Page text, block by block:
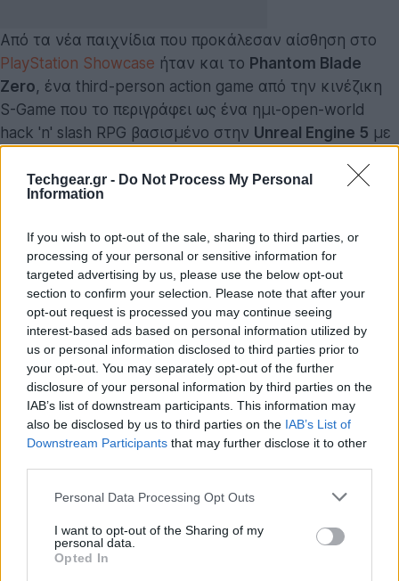
Techgear.gr - Do Not Process My Personal
Information
If you wish to opt-out of the sale, sharing to third parties, or
processing of your personal or sensitive information for
targeted advertising by us, please use the below opt-out
section to confirm your selection. Please note that after your
opt-out request is processed you may continue seeing
interest-based ads based on personal information utilized by
us or personal information disclosed to third parties prior to
your opt-out. You may separately opt-out of the further
disclosure of your personal information by third parties on the
IAB’s list of downstream participants. This information may
also be disclosed by us to third parties on the IAB’s List of
Downstream Participants that may further disclose it to other
Please note that this website/app uses one or more Google
not limited to your visit or usage behaviour. You may click to
grant or deny consent to Google and its third-party tags to
use your data for below specified purposes in below Google
Personal Data Processing Opt Outs
I want to opt-out of the Sharing of my
personal data.
Opted In
Από τα νέα παιχνίδια που προκάλεσαν αίσθηση στο
PlayStation Showcase ήταν και το Phantom Blade
Zero, ένα third-person action game από την κινέζικη
S-Game που το περιγράφει ως ένα ημι-open-world
hack 'n' slash RPG βασισμένο στην Unreal Engine 5 με
υπενθυμίζει μονίμως στον gamer να μην χαλαρώνει
ποτέ.
Στο trailer βλέπουμε έναν ελίτ δολοφόνο που
ονομάζεται Soul να έχει ξεκινήσει το αιματηρό ταξίδι
του για να «πάρει πίσω την καρδιά του». Ο Soul είχε
παγιδευτεί για τον φόνο του ηγέτη της The Order,
μιας πανίσχυρης οργάνωσης της οποίας είναι μέλος,
και ήταν σχεδόν νεκρός όταν κατάφερε να τον σώσει
ένας μυστηριώδης healer, δίνοντας του όμως μόνο 66
ημέρες ζωής. Το gameplay αναμένεται καταιγιστικό
σε κινήσεις και εκτελέσεις, με τον Soul να συλλέγει
νέα όπλα και πανοπλίες, καθώς και να αναβαθμίζει
τις ικανότητες του σε κάθε νίκη.